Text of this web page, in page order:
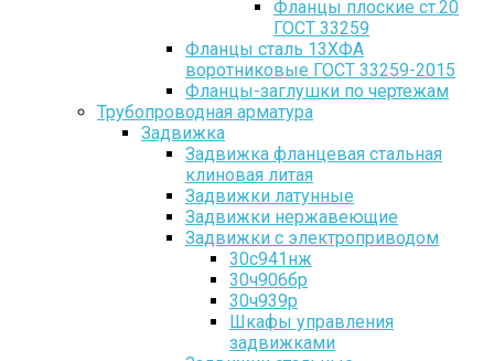
Фланцы плоские ст.20
ГОСТ 33259
Фланцы сталь 13ХФА
воротниковые ГОСТ 33259-2015
Фланцы-заглушки по чертежам
Трубопроводная арматура
Задвижка
Задвижка фланцевая стальная
клиновая литая
Задвижки латунные
Задвижки нержавеющие
Задвижки с электроприводом
30с941нж
30ч906бр
30ч939р
Шкафы управления
задвижками